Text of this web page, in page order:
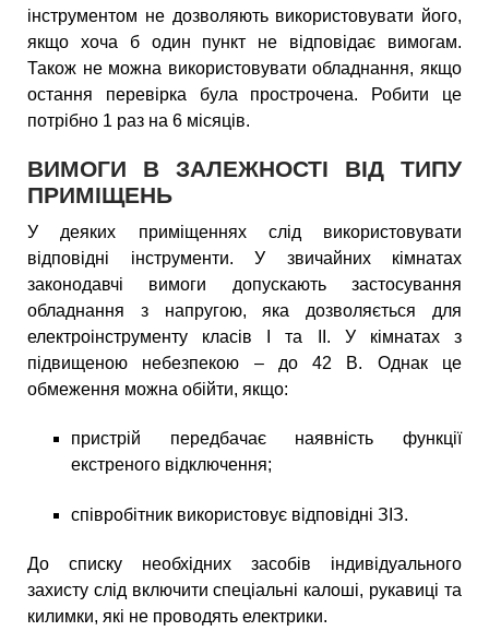
інструментом не дозволяють використовувати його,
якщо хоча б один пункт не відповідає вимогам.
Також не можна використовувати обладнання, якщо
остання перевірка була прострочена. Робити це
потрібно 1 раз на 6 місяців.
ВИМОГИ В ЗАЛЕЖНОСТІ ВІД ТИПУ
ПРИМІЩЕНЬ
У деяких приміщеннях слід використовувати
відповідні інструменти. У звичайних кімнатах
законодавчі вимоги допускають застосування
обладнання з напругою, яка дозволяється для
електроінструменту класів І та II. У кімнатах з
підвищеною небезпекою – до 42 В. Однак це
обмеження можна обійти, якщо:
пристрій передбачає наявність функції
екстреного відключення;
співробітник використовує відповідні ЗІЗ.
До списку необхідних засобів індивідуального
захисту слід включити спеціальні калоші, рукавиці та
килимки, які не проводять електрики.